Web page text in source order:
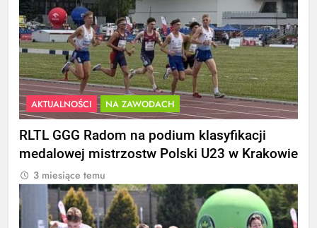
AKTUALNOŚCI NA ZAWODACH
RLTL GGG Radom na podium klasyfikacji
medalowej mistrzostw Polski U23 w Krakowie
3 miesiące temu